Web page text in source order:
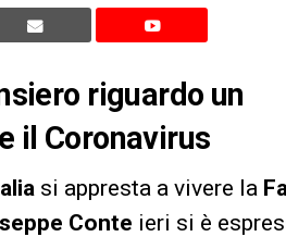
riguardo un
il Coronavirus
si appresta a vivere la
Conte ieri si è